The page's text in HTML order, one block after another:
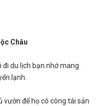
Châu
đi du lịch bạn nhớ mang
lạnh.
vườn để họ có công tái sản